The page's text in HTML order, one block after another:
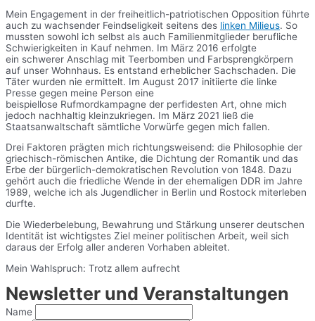
Mein Engagement in der freiheitlich-patriotischen Opposition führte
auch zu wachsender Feindseligkeit seitens des linken Milieus. So
mussten sowohl ich selbst als auch Familienmitglieder berufliche
Schwierigkeiten in Kauf nehmen. Im März 2016 erfolgte
ein schwerer Anschlag mit Teerbomben und Farbsprengkörpern
auf unser Wohnhaus. Es entstand erheblicher Sachschaden. Die
Täter wurden nie ermittelt. Im August 2017 initiierte die linke
Presse gegen meine Person eine
beispiellose Rufmordkampagne der perfidesten Art, ohne mich
jedoch nachhaltig kleinzukriegen. Im März 2021 ließ die
Staatsanwaltschaft sämtliche Vorwürfe gegen mich fallen.
Drei Faktoren prägten mich richtungsweisend: die Philosophie der
griechisch-römischen Antike, die Dichtung der Romantik und das
Erbe der bürgerlich-demokratischen Revolution von 1848. Dazu
gehört auch die friedliche Wende in der ehemaligen DDR im Jahre
1989, welche ich als Jugendlicher in Berlin und Rostock miterleben
durfte.
Die Wiederbelebung, Bewahrung und Stärkung unserer deutschen
Identität ist wichtigstes Ziel meiner politischen Arbeit, weil sich
daraus der Erfolg aller anderen Vorhaben ableitet.
Mein Wahlspruch: Trotz allem aufrecht
Newsletter und Veranstaltungen
Name